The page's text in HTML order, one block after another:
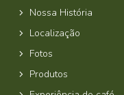
Nossa História
Localização
Fotos
Produtos